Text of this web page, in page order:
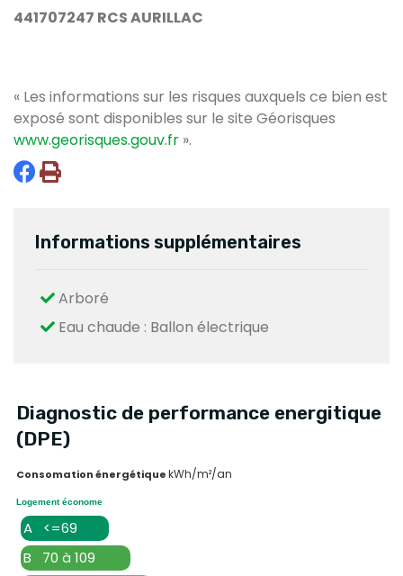
441707247 RCS AURILLAC
« Les informations sur les risques auxquels ce bien est
exposé sont disponibles sur le site Géorisques
www.georisques.gouv.fr ».
Informations supplémentaires
Arboré
Eau chaude : Ballon électrique
Diagnostic de performance energitique
(DPE)
Consomation énergétiquekWh/m²/an
Logement économe
A <=69
B 70 à 109